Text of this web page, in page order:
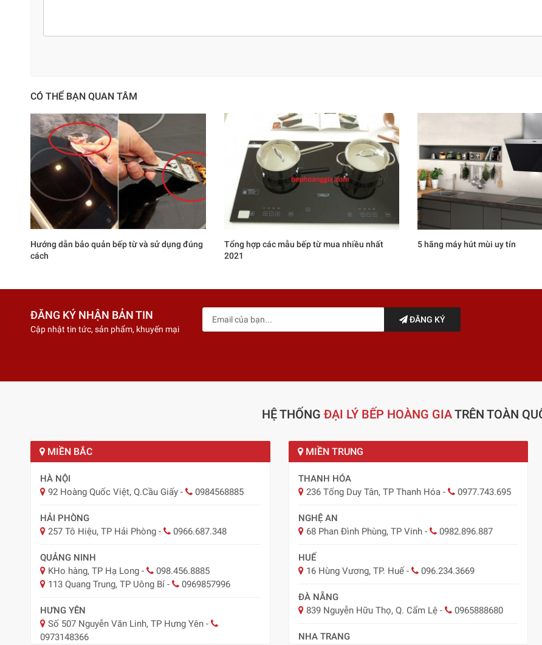
CÓ THỂ BẠN QUAN TÂM
Hướng dẫn bảo quản bếp từ và sử dụng đúng
cách
Tổng hợp các mẫu bếp từ mua nhiều nhất
2021
5 hãng máy hút mùi uy tín
ĐĂNG KÝ NHẬN BẢN TIN
Cập nhật tin tức, sản phẩm, khuyến mại
ĐĂNG KÝ
HỆ THỐNG ĐẠI LÝ BẾP HOÀNG GIATRÊN TOÀN
MIỀN BẮC
HÀ NỘI
92 Hoàng Quốc Việt, Q.Cầu Giấy - 0984568885
HẢI PHÒNG
257 Tô Hiệu, TP Hải Phòng - 0966.687.348
QUẢNG NINH
KHo hàng, TP Hạ Long -
098.456.8885
113 Quang Trung, TP Uông Bí - 0969857996
HƯNG YÊN
Số 507 Nguyễn Văn Linh, TP Hưng Yên -
0973148366
MIỀN TRUNG
THANH HÓA
236 Tống Duy Tân, TP Thanh Hóa- 0977.743.695
NGHỆ AN
68 Phan Đình Phùng, TP Vinh- 0982.896.887
HUẾ
16 Hùng Vương, TP. Huế- 096.234.3669
ĐÀ NẴNG
839 Nguyễn Hữu Thọ, Q. Cẩm Lệ- 0965888680
NHA TRANG